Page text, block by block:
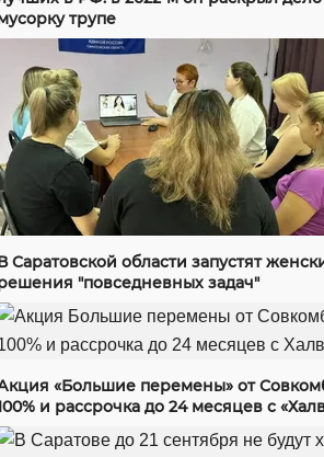
трупе
Саратовской области запустят
"повседневных задач"
«Большие перемены» от
и рассрочка до 24 месяцев с